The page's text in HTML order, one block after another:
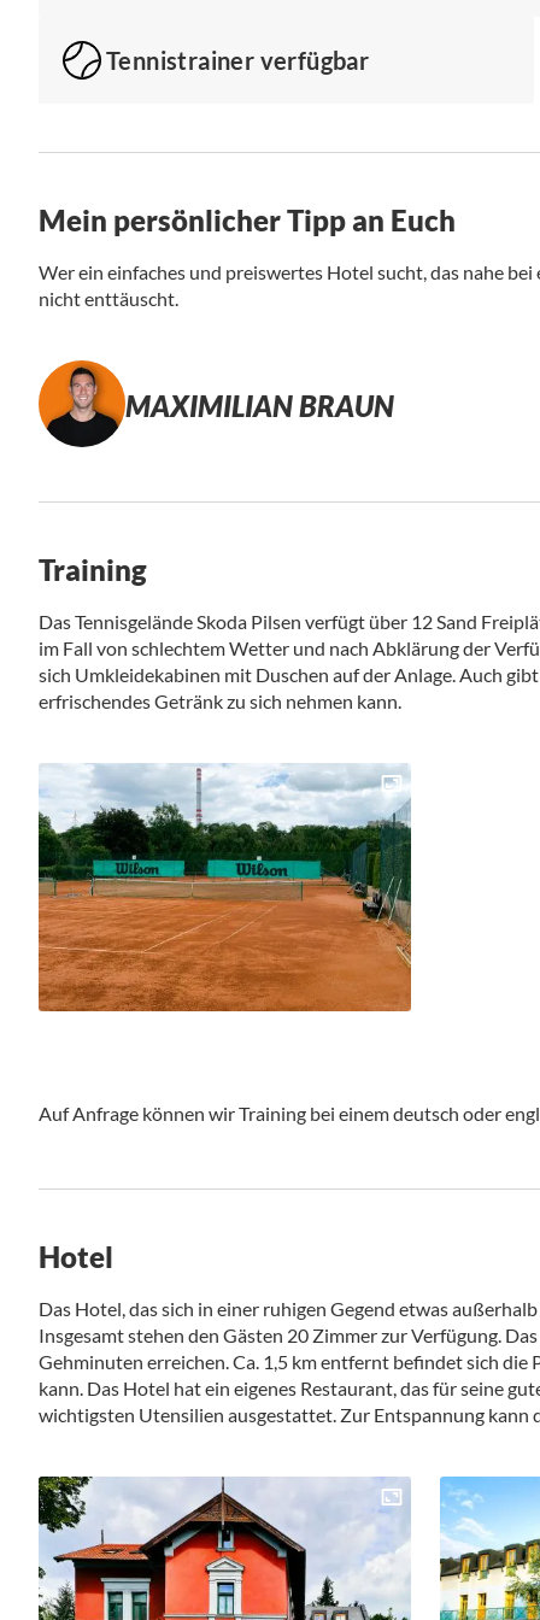
Tennistrainer verfügbar
Mein persönlicher Tipp an Euch
Wer ein einfaches und preiswertes Hotel sucht, das nahe
nicht enttäuscht.
MAXIMILIAN BRAUN
Training
Das Tennisgelände Skoda Pilsen verfügt über 12 Sand
im Fall von schlechtem Wetter und nach Abklärung der
sich Umkleidekabinen mit Duschen auf der Anlage. Auch
erfrischendes Getränk zu sich nehmen kann.
Auf Anfrage können wir Training bei einem deutsch oder
Hotel
Das Hotel, das sich in einer ruhigen Gegend etwas
Insgesamt stehen den Gästen 20 Zimmer zur Verfügung.
Gehminuten erreichen. Ca. 1,5 km entfernt befindet sich
kann. Das Hotel hat ein eigenes Restaurant, das für seine
wichtigsten Utensilien ausgestattet. Zur Entspannung kann